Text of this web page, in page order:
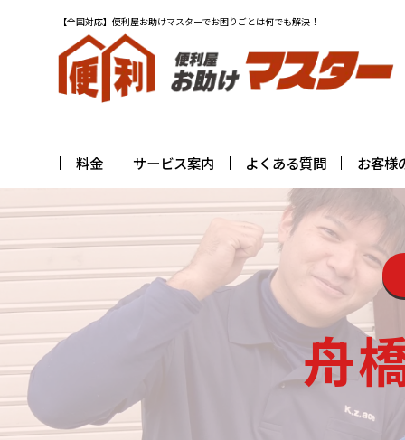
【全国対応】便利屋お助けマスターでお困りごとは何でも解決！
料金 サービス案内 よくある質問 お客様
舟